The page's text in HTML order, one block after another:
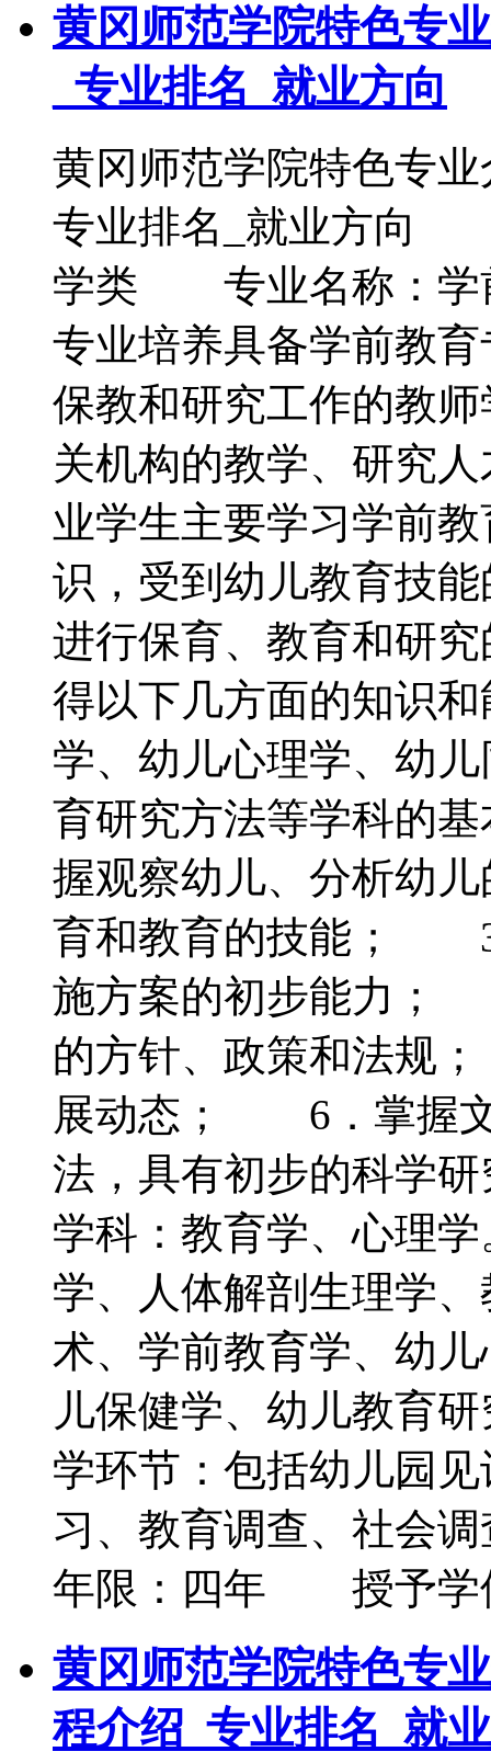
黄冈师范学院特色专
_专业排名_就业方向
黄冈师范学院特色专
专业排名_就业方
学类 专业名称：学
专业培养具备学前教
保教和研究工作的教
关机构的教学、研究
业学生主要学习学前
识，受到幼儿教育技
进行保育、教育和研
得以下几方面的知识
学、幼儿心理学、幼
育研究方法等学科的
握观察幼儿、分析幼
育和教育的技能； 3
施方案的初步能力；
的方针、政策和法规
展动态； 6．掌握文
法，具有初步的科学
学科：教育学、心理
学、人体解剖生理学
术、学前教育学、幼
儿保健学、幼儿教
学环节：包括幼儿园
习、教育调查、社会
年限：四年 授予学
黄冈师范学院特色专
程介绍_专业排名_就